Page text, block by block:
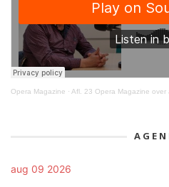
Opera Magazine · Afl. 23 Opera Magazine
aug 09 2026